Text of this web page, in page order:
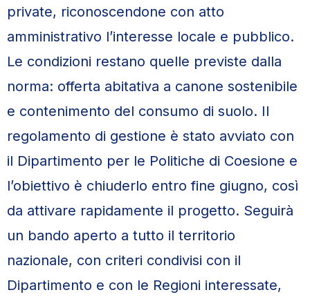
private, riconoscendone con atto
amministrativo l’interesse locale e pubblico.
Le condizioni restano quelle previste dalla
norma: offerta abitativa a canone sostenibile
e contenimento del consumo di suolo. Il
regolamento di gestione è stato avviato con
il Dipartimento per le Politiche di Coesione e
l’obiettivo è chiuderlo entro fine giugno, così
da attivare rapidamente il progetto. Seguirà
un bando aperto a tutto il territorio
nazionale, con criteri condivisi con il
Dipartimento e con le Regioni interessate,